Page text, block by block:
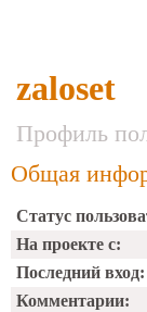
zaloset
Профиль
Общая
Статус
На проекте с:
Последний вход:
Комментарии: